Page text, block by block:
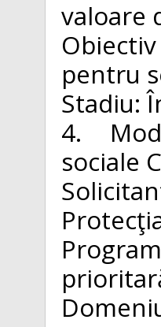
valoare
pentru
Stadiu:
4.
sociale